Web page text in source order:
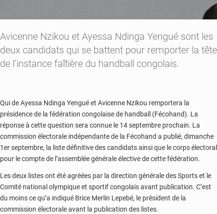
Avicenne Nzikou et Ayessa Ndinga Yengué sont les
deux candidats qui se battent pour remporter la tête
de l’instance faîtière du handball congolais.
Qui de Ayessa Ndinga Yengué et Avicenne Nzikou remportera la
présidence de la fédération congolaise de handball (Fécohand). La
réponse à cette question sera connue le 14 septembre prochain. La
commission électorale indépendante de la Fécohand a publié, dimanche
1er septembre, la liste définitive des candidats ainsi que le corps électoral
pour le compte de l’assemblée générale élective de cette fédération.
Les deux listes ont été agréées par la direction générale des Sports et le
Comité national olympique et sportif congolais avant publication. C’est
du moins ce qu’a indiqué Brice Merlin Lepebé, le président de la
commission électorale avant la publication des listes.